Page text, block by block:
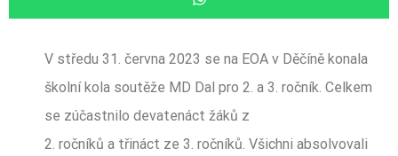
V středu 31. června 2023 se na EOA v Děčíně konala
školní kola soutěže MD Dal pro 2. a 3. ročník. Celkem
se zúčastnilo devatenáct žáků z
2. ročníků a třináct ze 3. ročníků. Všichni absolvovali